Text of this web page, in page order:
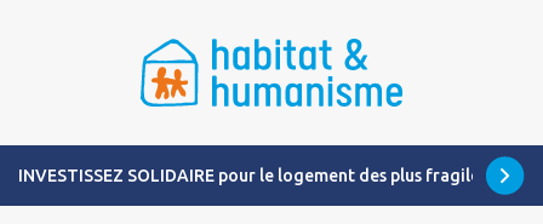
INVESTISSEZ SOLIDAIRE pour le logement des plus fragiles